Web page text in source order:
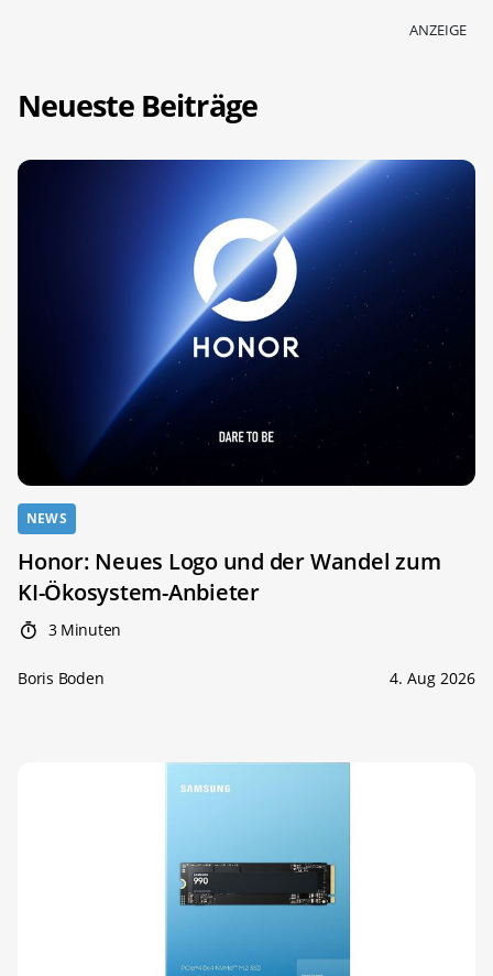
ANZEIGE
Neueste Beiträge
NEWS
Honor: Neues Logo und der Wandel zum
KI-Ökosystem-Anbieter
3 Minuten
Boris Boden 4. Aug 2026